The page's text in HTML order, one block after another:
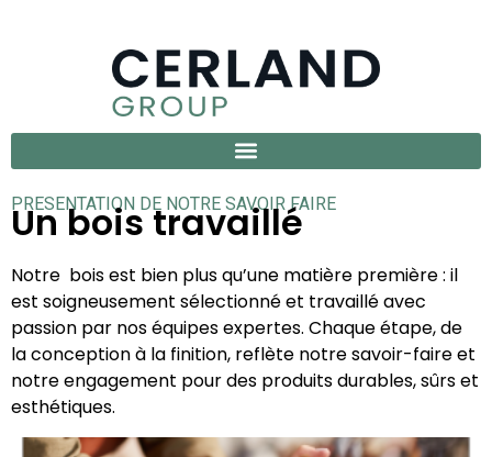
PRESENTATION DE NOTRE SAVOIR FAIRE
Un bois travaillé
Notre bois est bien plus qu’une matière première : il
est soigneusement sélectionné et travaillé avec
passion par nos équipes expertes. Chaque étape, de
la conception à la finition, reflète notre savoir-faire et
notre engagement pour des produits durables, sûrs et
esthétiques.